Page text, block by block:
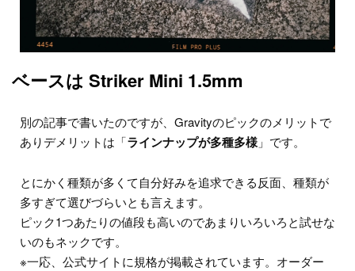
ベースは Striker Mini 1.5mm
別の記事で書いたのですが、Gravityのピックのメリットで
ありデメリットは「ラインナップが多種多様」です。
とにかく種類が多くて自分好みを追求できる反面、種類が
多すぎて選びづらいとも言えます。
ピック1つあたりの値段も高いのであまりいろいろと試せな
いのもネックです。
※一応、公式サイトに規格が掲載されています。オーダー